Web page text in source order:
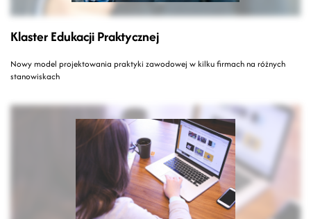
Klaster Edukacji Praktycznej
Nowy model projektowania praktyki zawodowej w kilku firmach na różnych
stanowiskach